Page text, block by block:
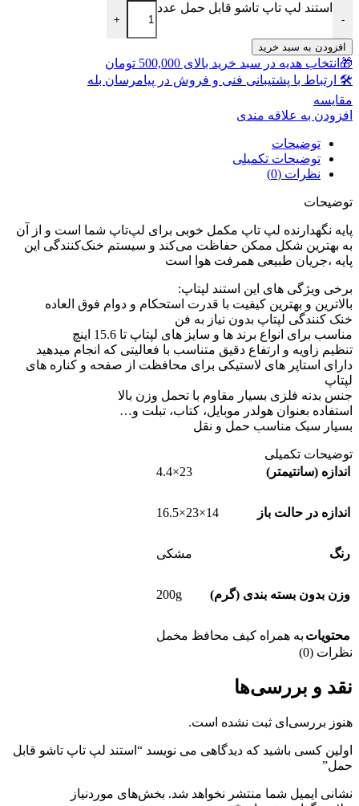
-
استند لپ تاپ تاشو قابل حمل عدد
+
افزودن به سبد خرید
🎁انتخاب هدیه در سبد خرید بالای 500,000 تومان
🛠 ارتباط با پشتیبانی فنی و فروش در پیامرسان بله
مقايسه
افزودن به علاقه مندی
توضیحات
توضیحات تکمیلی
نظرات (0)
توضیحات
پایه نگهدارنده لپ تاپ مکمل خوبی برای لپ‌تاپ شما است و از آن
به بهترین شکل ممکن حفاظت می‌کند و سیستم خنک‌کنندگی این
پایه ،جریان طبیعی همرفت هوا است
برخی ویژگی های این استند لپتاپ:
بالاترین و بهترین کیفیت با قدرت استحکام و دوام فوق العاده
خنک کنندگی لپتاپ بدون نیاز به فن
مناسب برای انواع برند ها و سایز های لپتاپ تا 15.6 اینچ
تنظیم زاویه و ارتفاع دقیق متناسب با فعالیتی که انجام میدهید
دارای استاپر های لاستیکی برای محافظت از صفحه و کناره های
لپتاپ
جنس بدنه فلزی بسیار مقاوم با تحمل وزن بالا
استفاده بعنوان هولدر موبایل، کتاب، تبلت و…
بسیار سبک مناسب حمل و نقل
توضیحات تکمیلی
اندازه (سانتیمتر)
23×4.4
اندازه در حالت باز 14×23×16.5
رنگ مشکی
وزن بدون بسته بندی (گرم) 200g
محتویات به همراه کیف محافظ مخمل
نظرات (0)
نقد و بررسی‌ها
هنوز بررسی‌ای ثبت نشده است.
اولین کسی باشید که دیدگاهی می نویسد “استند لپ تاپ تاشو قابل
حمل”
نشانی ایمیل شما منتشر نخواهد شد. بخش‌های موردنیاز